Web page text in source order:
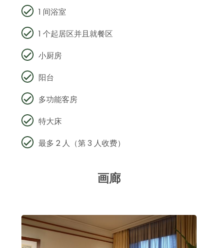
1 间浴室
1 个起居区并且就餐区
小厨房
阳台
多功能客房
特大床
最多 2 人（第 3 人收费）
画廊